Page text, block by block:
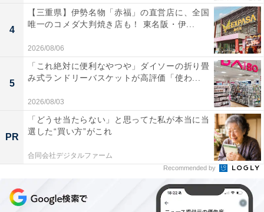
【あわせて買いたい】フィリップスの人気商品5選
フィリップス「‎HX3651/23」
フィリップス 電動歯ブラシ ソニッケアー やさしく磨ける
4
【三重県】伊勢名物「赤福」の直営店に、全国
唯一のコメダ大判焼き店も！ 東名阪・伊...
2026/08/06
5
「これ絶対に便利なやつや」ダイソーの折り畳
み式ランドリーバスケットが高評価「使わ...
2026/08/03
PR
「どうせ当たらない」と思ってた私が本当に当
選した“買い方”がこれ
合同会社デジタルファーム
Recommended by